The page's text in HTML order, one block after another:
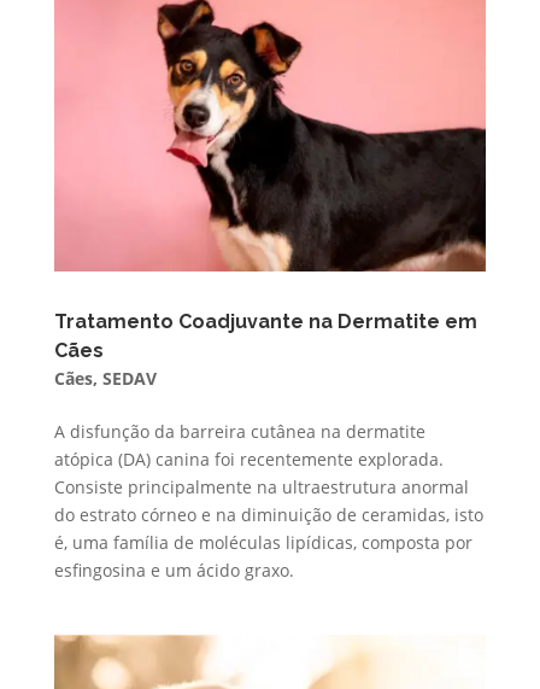
Tratamento Coadjuvante na Dermatite em
Cães
Cães, SEDAV
A disfunção da barreira cutânea na dermatite
atópica (DA) canina foi recentemente explorada.
Consiste principalmente na ultraestrutura anormal
do estrato córneo e na diminuição de ceramidas, isto
é, uma família de moléculas lipídicas, composta por
esfingosina e um ácido graxo.